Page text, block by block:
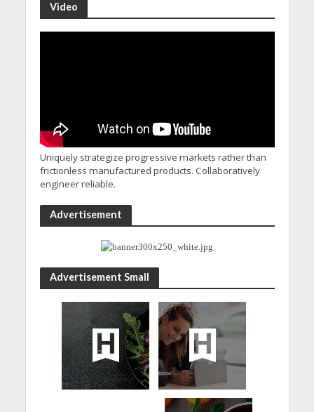
Video
Uniquely strategize progressive markets rather than
frictionless manufactured products. Collaboratively
engineer reliable.
Advertisement
Advertisement Small